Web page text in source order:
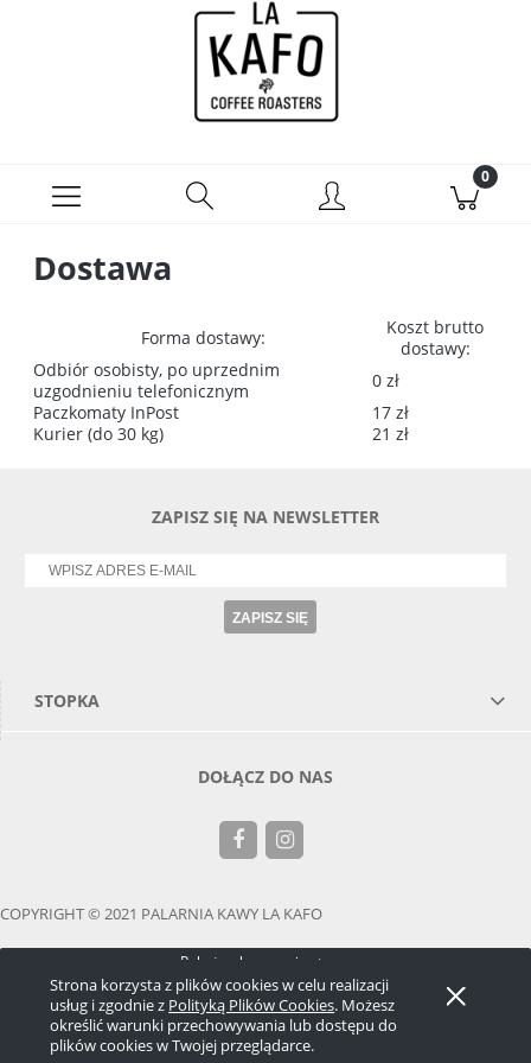
Strona korzysta z plików cookies w celu realizacji
usług i zgodnie z Polityką Plików Cookies. Możesz
określić warunki przechowywania lub dostępu do
plików cookies w Twojej przeglądarce.
Zarejestruj się Zaloguj się
Dostawa
Forma dostawy:
Koszt brutto
dostawy:
Odbiór osobisty, po uprzednim
uzgodnieniu telefonicznym
0 zł
Paczkomaty InPost
17 zł
Kurier (do 30 kg)
21 zł
ZAPISZ SIĘ NA NEWSLETTER
ZAPISZ SIĘ
STOPKA
DOŁĄCZ DO NAS
COPYRIGHT © 2021 PALARNIA KAWY LA KAFO
Pokaż pełną wersję strony
Sklep internetowy Shoper.pl